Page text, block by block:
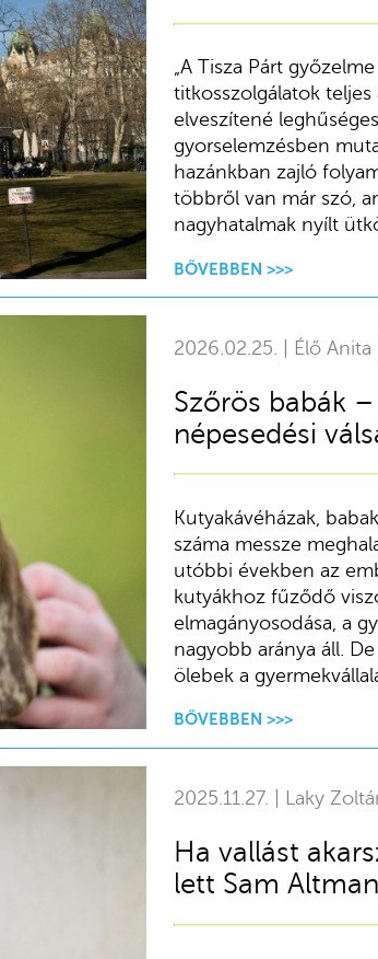
„A Tisza Párt
titkosszolgálatok
elveszítené
gyorselemzésben
hazánkban zajló
többről van már szó,
nagyhatalmak nyílt
BŐVEBBEN >>>
2026.02.25. | Élő Anita |
Szőrös babák
népesedési
Kutyakávéházak,
száma messze
utóbbi években az
kutyákhoz fűződő
elmagányosodása, a
nagyobb aránya áll.
ölebek a
BŐVEBBEN >>>
2025.11.27. | Laky
Ha vallást
lett Sam